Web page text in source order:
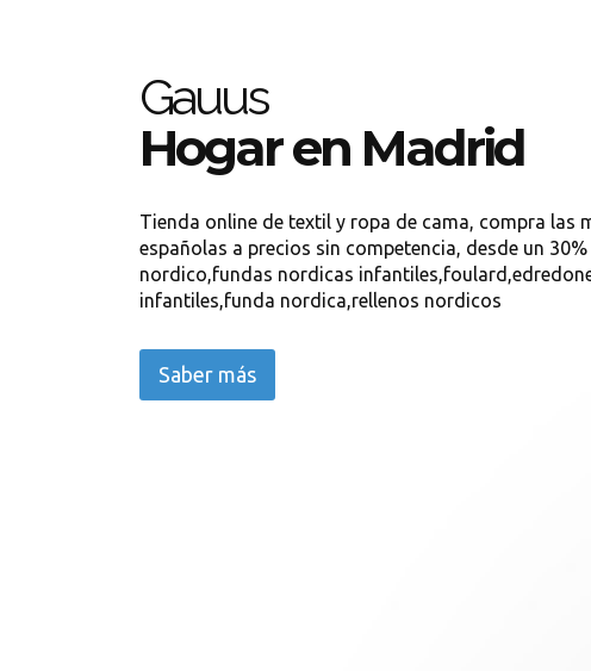
Gauus
Hogar en Madrid
Tienda online de textil y ropa de cama, compra las
españolas a precios sin competencia, desde un
nordico,fundas nordicas
infantiles,funda nordica,rellenos nordicos
Saber más